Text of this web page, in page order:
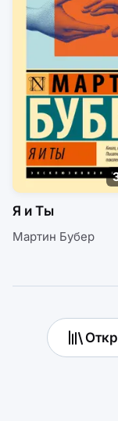
Я и Ты
Мартин Бубер